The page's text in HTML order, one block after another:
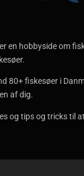
en hobbyside om
80+ fiskesøer i
af dig.
og tips og tricks til